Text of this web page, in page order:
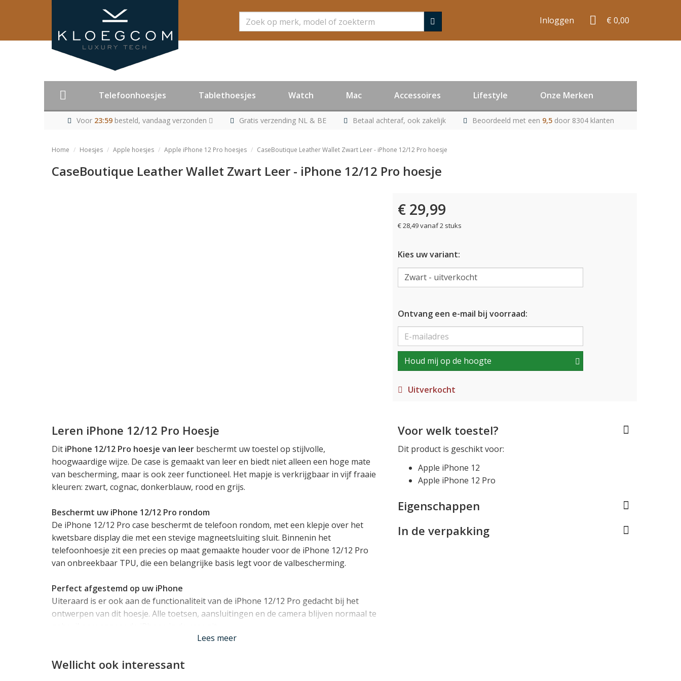
Zoeken Inloggen € 0,00
Telefoonhoesjes Tablethoesjes Watch Mac Accessoires Lifestyle Onze Merken
Voor 23:59besteld, vandaag verzonden Gratis verzending NL & BE Betaal achteraf, ook zakelijk Beoordeeld met een 9,5 door 8304 klanten
Home Hoesjes Apple hoesjes Apple iPhone 12 Pro hoesjes CaseBoutique Leather Wallet Zwart Leer - iPhone 12/12 Pro hoesje
CaseBoutique Leather Wallet Zwart Leer - iPhone 12/12 Pro hoesje
€ 29,99
€ 28,49 vanaf 2 stuks
Kies uw variant:
Ontvang een e-mail bij voorraad:
Houd mij op de hoogte
Uitverkocht
Leren iPhone 12/12 Pro Hoesje
Dit iPhone 12/12 Pro hoesje van leer beschermt uw toestel op stijlvolle,
hoogwaardige wijze. De case is gemaakt van leer en biedt niet alleen een hoge mate
van bescherming, maar is ook zeer functioneel. Het mapje is verkrijgbaar in vijf fraaie
kleuren: zwart, cognac, donkerblauw, rood en grijs.
Beschermt uw iPhone 12/12 Pro rondom
De iPhone 12/12 Pro case beschermt de telefoon rondom, met een klepje over het
kwetsbare display die met een stevige magneetsluiting sluit. Binnenin het
telefoonhoesje zit een precies op maat gemaakte houder voor de iPhone 12/12 Pro
van onbreekbaar TPU, die een belangrijke basis legt voor de valbescherming.
Perfect afgestemd op uw iPhone
Uiteraard is er ook aan de functionaliteit van de iPhone 12/12 Pro gedacht bij het
ontwerpen van dit hoesje. Alle toetsen, aansluitingen en de camera blijven normaal te
Dit iPhone 12/12 Pro hoesje biedt bovengemiddeld veel plaats aan pasjes, briefgeld en
Lees meer
Voor welk toestel?
Dit product is geschikt voor:
Apple iPhone 12
Apple iPhone 12 Pro
Eigenschappen
In de verpakking
Wellicht ook interessant